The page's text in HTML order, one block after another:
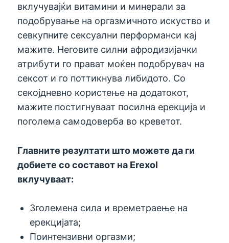
вклучувајќи витамини и минерали за
подобрување на оргазмичното искуство и
севкупните сексуални перформанси кај
мажите. Неговите силни афродизијачки
атрибути го прават моќен подобрувач на
сексот и го поттикнува либидото. Со
секојдневно користење на додатокот,
мажите постигнуваат посилна ерекција и
поголема самодоверба во креветот.
Главните резултати што можете да ги
добиете со составот на Erexol
вклучуваат:
Зголемена сила и времетраење на
ерекцијата;
Поинтензивни оргазми;